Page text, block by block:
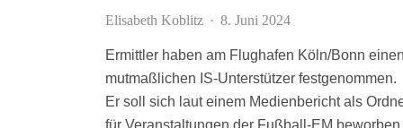
Elisabeth Koblitz · 8. Juni 2024
Ermittler haben am Flughafen Köln/Bonn
mutmaßlichen IS-Unterstützer festgenommen.
Er soll sich laut einem Medienbericht als
für Veranstaltungen der Fußball-EM beworben